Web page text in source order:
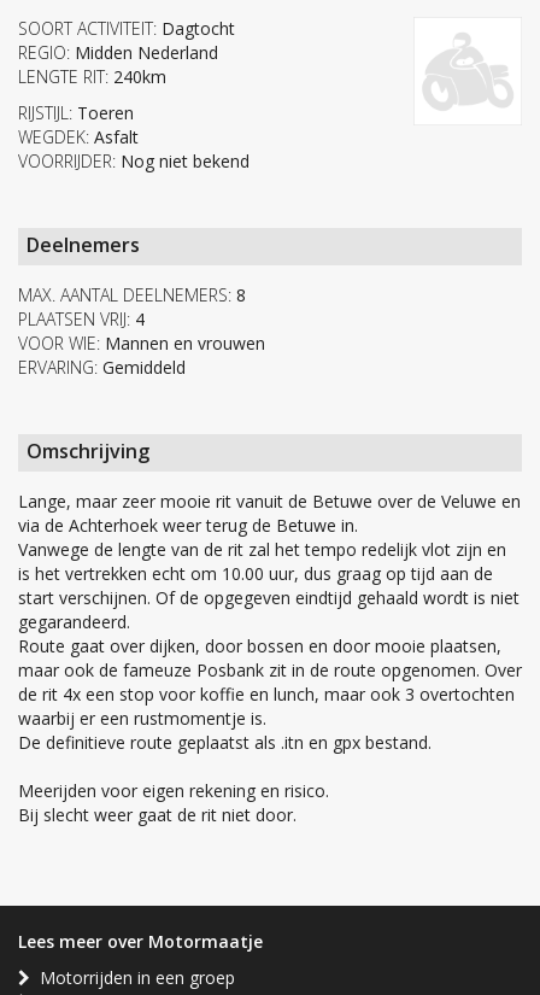
SOORT ACTIVITEIT: Dagtocht
REGIO: Midden Nederland
LENGTE RIT: 240km
RIJSTIJL: Toeren
WEGDEK: Asfalt
VOORRIJDER: Nog niet bekend
Deelnemers
MAX. AANTAL DEELNEMERS: 8
PLAATSEN VRIJ: 4
VOOR WIE: Mannen en vrouwen
ERVARING: Gemiddeld
Omschrijving
Lange, maar zeer mooie rit vanuit de Betuwe over de Veluwe en
via de Achterhoek weer terug de Betuwe in.
Vanwege de lengte van de rit zal het tempo redelijk vlot zijn en
is het vertrekken echt om 10.00 uur, dus graag op tijd aan de
start verschijnen. Of de opgegeven eindtijd gehaald wordt is niet
gegarandeerd.
Route gaat over dijken, door bossen en door mooie plaatsen,
maar ook de fameuze Posbank zit in de route opgenomen. Over
de rit 4x een stop voor koffie en lunch, maar ook 3 overtochten
waarbij er een rustmomentje is.
De definitieve route geplaatst als .itn en gpx bestand.
Meerijden voor eigen rekening en risico.
Bij slecht weer gaat de rit niet door.
Lees meer over Motormaatje
Motorrijden in een groep